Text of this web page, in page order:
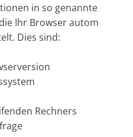
in so genannte
Ihr Browser autom
Dies sind:
Rechners